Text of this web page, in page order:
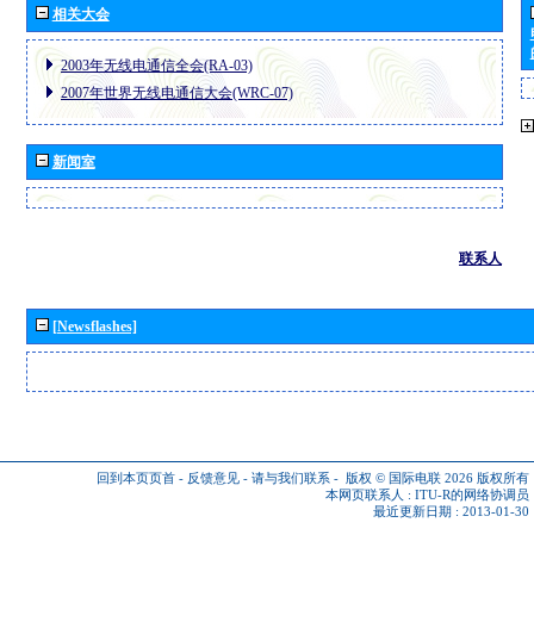
相关大会
2003年无线电通信全会(RA-03)
2007年世界无线电通信大会(WRC-07)
新闻室
联系人
[Newsflashes]
回到本页页首 - 反馈意见 - 请与我们联系 - 版权 © 国际电联 2026 版权所有
本网页联系人 : ITU-R的网络协调员
最近更新日期 : 2013-01-30